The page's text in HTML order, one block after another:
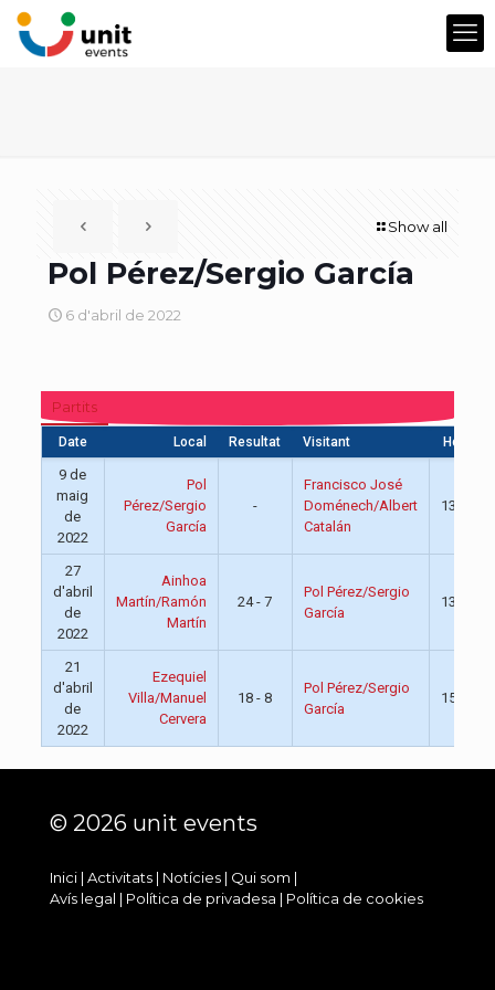
Show all
Pol Pérez/Sergio García
6 d'abril de 2022
Partits
Date Local Resultat Visitant Hora
9 de
maig
de
2022
Pol
Pérez/Sergio
García
-
Francisco José
Doménech/Albert
Catalán
13:00
27
d'abril
de
2022
Ainhoa
Martín/Ramón
Martín
24 - 7
Pol Pérez/Sergio
García
13:30
21
d'abril
de
2022
Ezequiel
Villa/Manuel
Cervera
18 - 8
Pol Pérez/Sergio
García
15:00
© 2026 unit events
Inici | Activitats | Notícies | Qui som |
Avís legal | Política de privadesa | Política de cookies